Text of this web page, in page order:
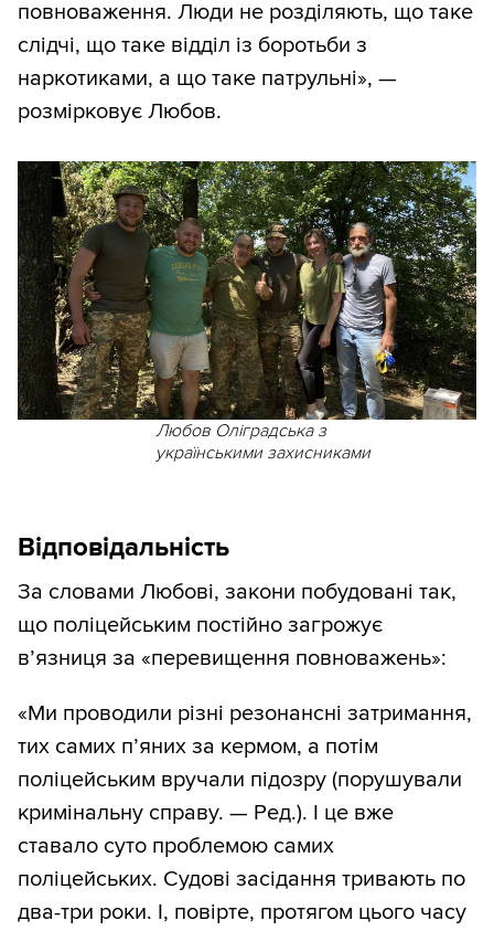
повноваження. Люди не розділяють, що таке
слідчі, що таке відділ із боротьби з
наркотиками, а що таке патрульні», —
розмірковує Любов.
Любов Оліградська з
українськими захисниками
Відповідальність
За словами Любові, закони побудовані так,
що поліцейським постійно загрожує
в’язниця за «перевищення повноважень»:
«Ми проводили різні резонансні затримання,
тих самих п’яних за кермом, а потім
поліцейським вручали підозру (порушували
кримінальну справу. — Ред.). І це вже
ставало суто проблемою самих
поліцейських. Судові засідання тривають по
два-три роки. І, повірте, протягом цього часу